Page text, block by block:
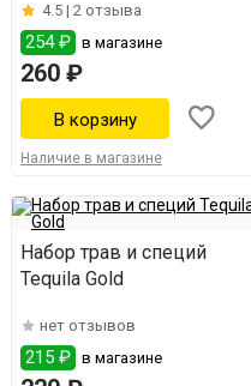
4.5 | 2 отзыва
254 ₽ в магазине
260 ₽
Наличие в магазине
Набор трав и специй
Tequila Gold
нет отзывов
215 ₽ в магазине